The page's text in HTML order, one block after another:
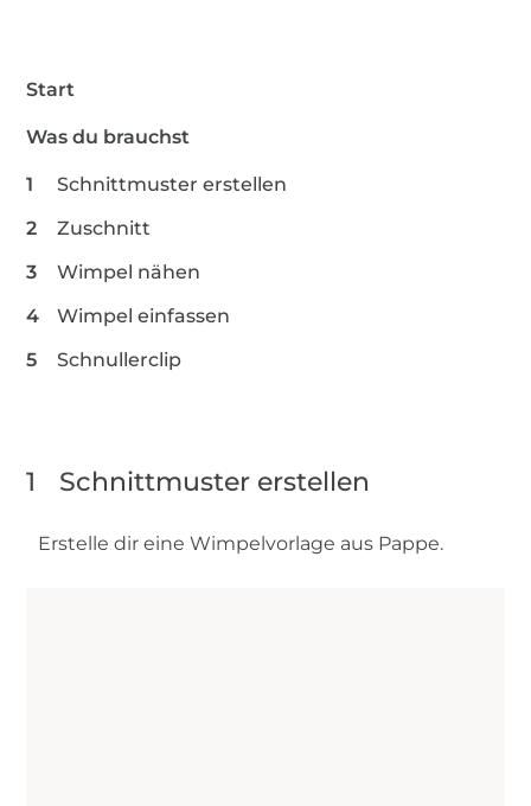
Start
Was du brauchst
Schnittmuster erstellen
Zuschnitt
Wimpel nähen
Wimpel einfassen
Schnullerclip
1 Schnittmuster erstellen
Erstelle dir eine Wimpelvorlage aus Pappe.